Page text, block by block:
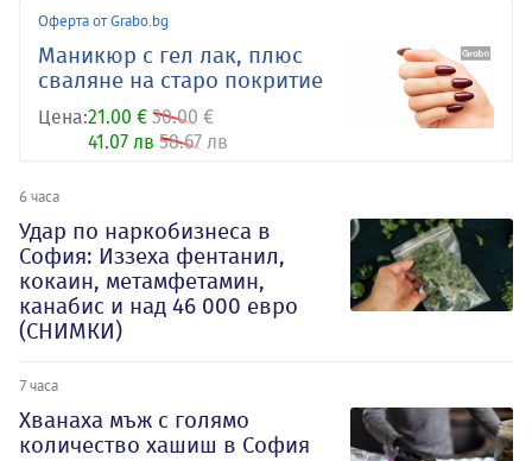
Оферта от Grabo.bg
Маникюр с гел лак, плюс
сваляне на старо покритие
Цена:21.00 € 30.00 €
41.07 лв 58.67 лв
6 часа
Удар по наркобизнеса в
София: Иззеха фентанил,
кокаин, метамфетамин,
канабис и над 46 000 евро
(СНИМКИ)
7 часа
Хванаха мъж с голямо
количество хашиш в София